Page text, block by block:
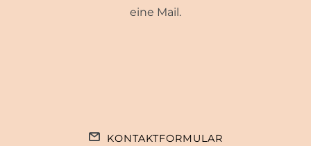
eine Mail.
KONTAKTFORMULAR